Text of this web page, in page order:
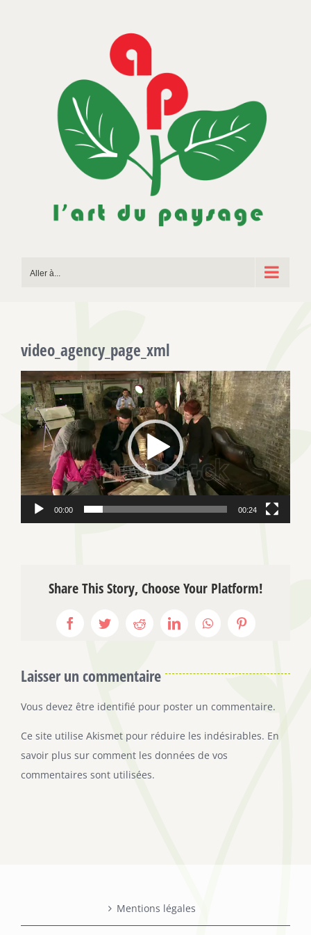
Aller à...
video_agency_page_xml
Lecteur
vidéo
00:00 00:24
Share This Story, Choose Your Platform!
FacebookTwitterRedditLinkedInWhatsAppPinterest
Laisser un commentaire
Vous devez être identifié pour poster un commentaire.
Ce site utilise Akismet pour réduire les indésirables. En
savoir plus sur comment les données de vos
commentaires sont utilisées.
Mentions légales